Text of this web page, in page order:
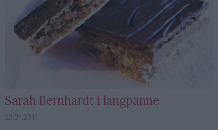
Sarah Bernhardt i langpanne
23.01.2011